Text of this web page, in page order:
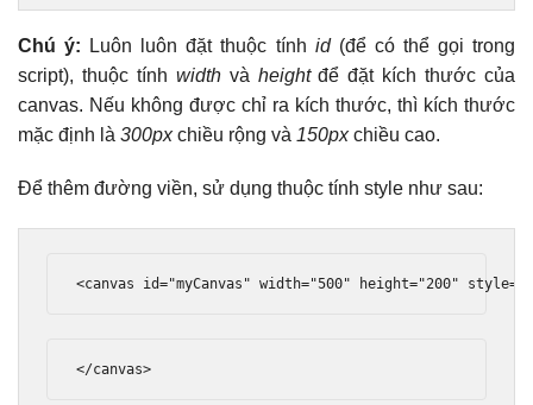
Chú ý: Luôn luôn đặt thuộc tính id(để có thể gọi trong
script), thuộc tính widthvà heightđể đặt kích thước của
canvas. Nếu không được chỉ ra kích thước, thì kích thước
mặc định là 300pxchiều rộng và 150pxchiều cao.
Để thêm đường viền, sử dụng thuộc tính style như sau:
<canvas id="myCanvas" width="500" height="200" style=
</canvas>